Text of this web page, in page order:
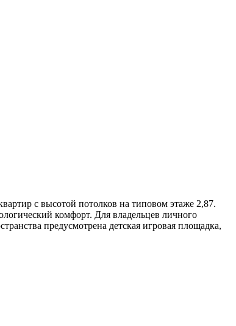
с высотой потолков на типовом этаже 2,87.
комфорт. Для владельцев личного
предусмотрена детская игровая площадка,